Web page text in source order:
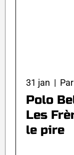
31 jan |
Polo
Les
le pire